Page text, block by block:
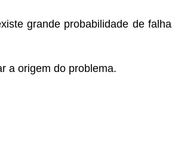
grande probabilidade de
a origem do problema.